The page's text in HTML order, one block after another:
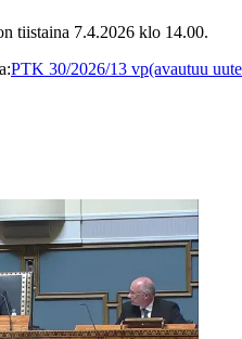
tiistaina 7.4.2026 klo 14.00.
:PTK 30/2026/13 vp(avautuu